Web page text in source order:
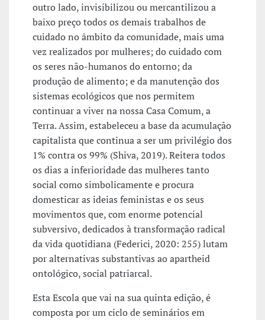
outro lado, invisibilizou ou mercantilizou a
baixo preço todos os demais trabalhos de
cuidado no âmbito da comunidade, mais uma
vez realizados por mulheres; do cuidado com
os seres não-humanos do entorno; da
produção de alimento; e da manutenção dos
sistemas ecológicos que nos permitem
continuar a viver na nossa Casa Comum, a
Terra. Assim, estabeleceu a base da acumulação
capitalista que continua a ser um privilégio dos
1% contra os 99% (Shiva, 2019). Reitera todos
os dias a inferioridade das mulheres tanto
social como simbolicamente e procura
domesticar as ideias feministas e os seus
movimentos que, com enorme potencial
subversivo, dedicados à transformação radical
da vida quotidiana (Federici, 2020: 255) lutam
por alternativas substantivas ao apartheid
ontológico, social patriarcal.
Esta Escola que vai na sua quinta edição, é
composta por um ciclo de seminários em